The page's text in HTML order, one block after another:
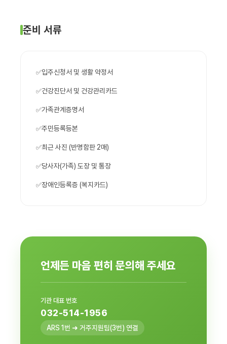
준비 서류
입주신청서 및 생활 약정서
건강진단서 및 건강관리카드
가족관계증명서
주민등록등본
최근 사진 (반명함판 2매)
당사자(가족) 도장 및 통장
장애인등록증 (복지카드)
언제든 마음 편히 문의해 주세요
기관 대표 번호
032-514-1956
ARS 1번 ➜ 거주지원팀(3번) 연결